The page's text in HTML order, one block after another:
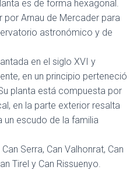
es de forma hexagonal.
por Arnau de Mercader para
astronómico y de
en el siglo XVI y
en un principio perteneció
planta está compuesta por
en la parte exterior resalta
un escudo de la familia
Serra, Can Valhonrat, Can
Tirel y Can Rissuenyo.